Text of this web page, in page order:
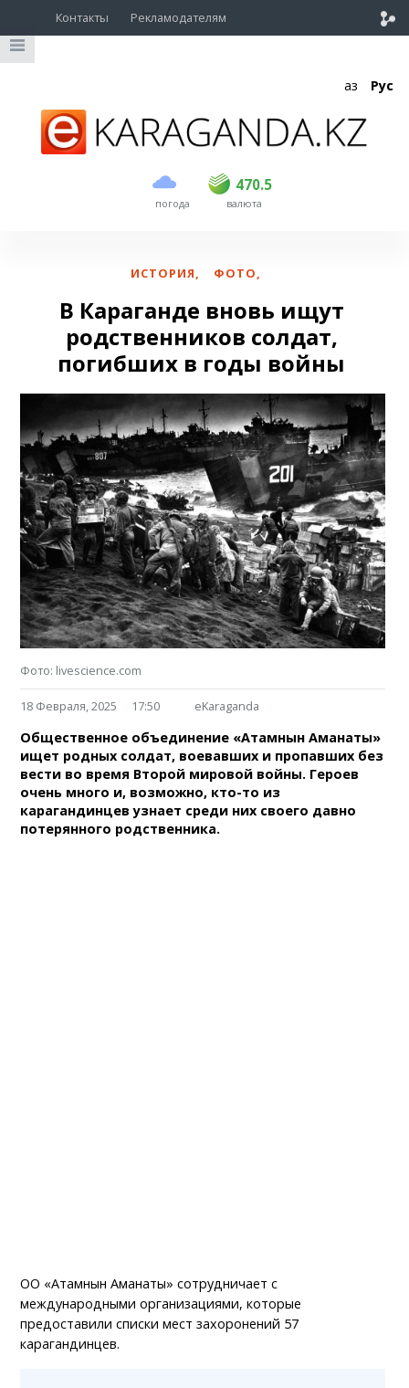
Контакты Рекламодателям
Қаз Рус
погода
470.5
USD 468.5 470.5
EUR валюта
ИСТОРИЯ, ФОТО,
В Караганде вновь ищут
родственников солдат,
погибших в годы войны
Фото: livescience.com
18 Февраля, 2025 17:50 eKaraganda
Общественное объединение «Атамнын Аманаты»
ищет родных солдат, воевавших и пропавших без
вести во время Второй мировой войны. Героев
очень много и, возможно, кто-то из
карагандинцев узнает среди них своего давно
потерянного родственника.
ОО «Атамнын Аманаты» сотрудничает с
международными организациями, которые
предоставили списки мест захоронений 57
карагандинцев.